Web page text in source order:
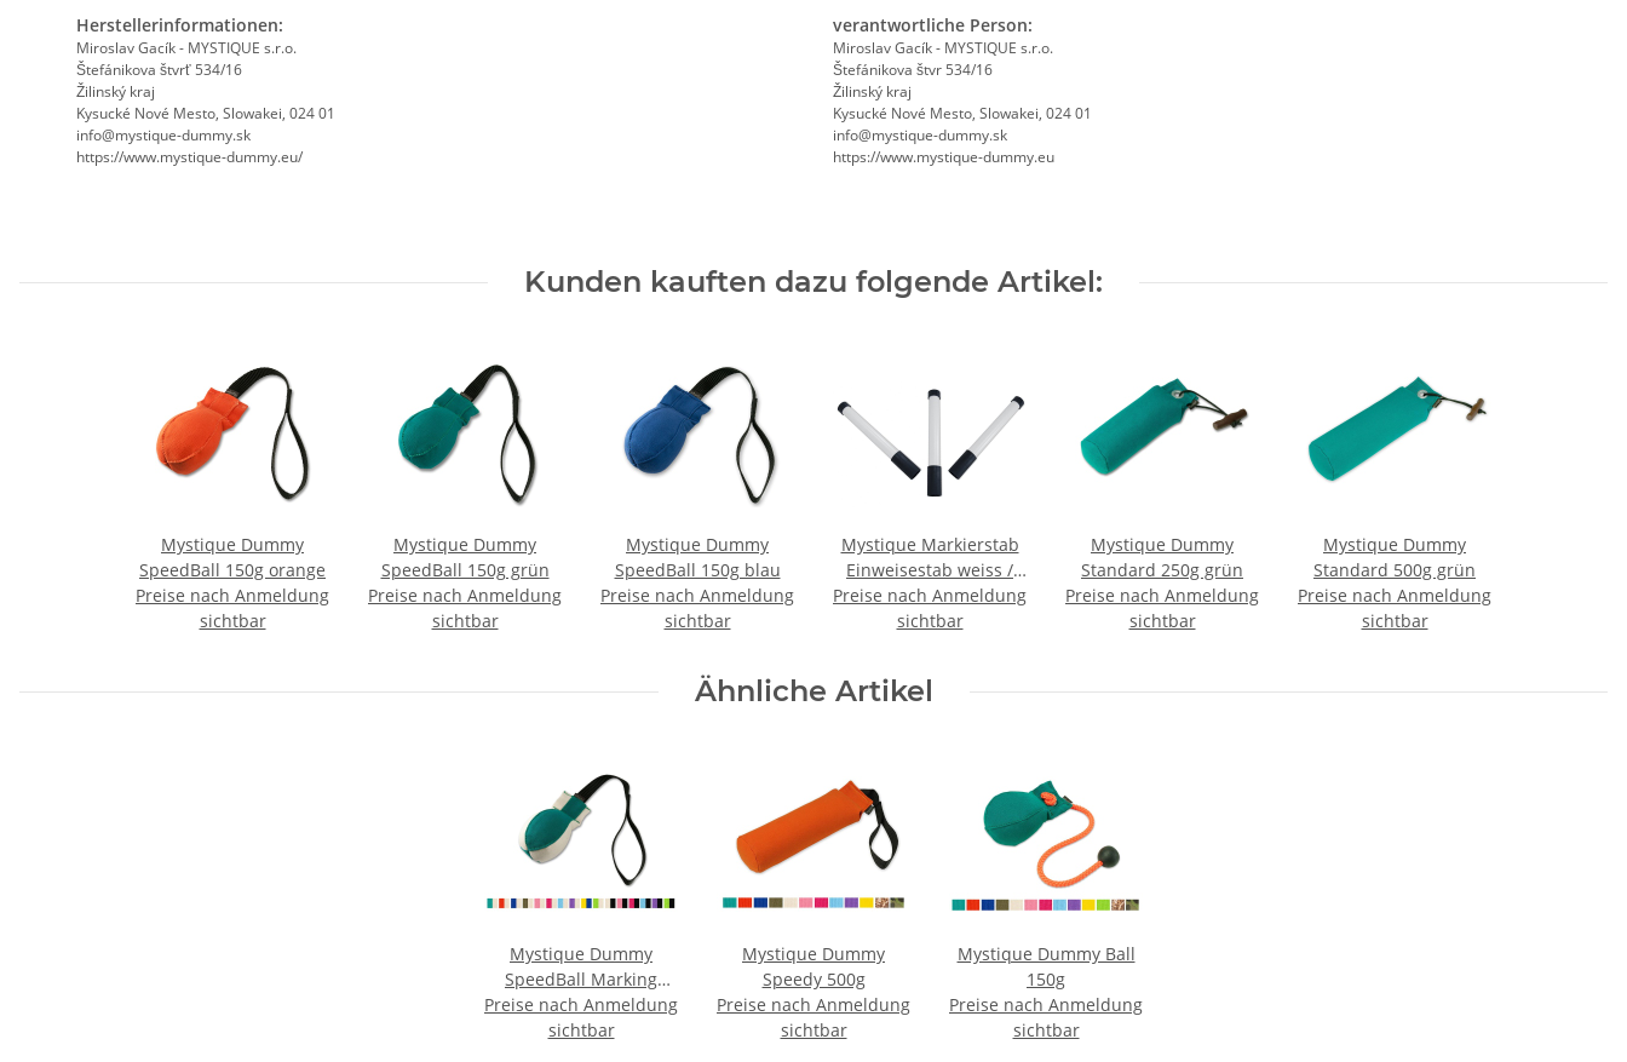
Herstellerinformationen:
Miroslav Gacík - MYSTIQUE s.r.o.
Štefánikova štvrť 534/16
Žilinský kraj
Kysucké Nové Mesto, Slowakei, 024 01
info@mystique-dummy.sk
https://www.mystique-dummy.eu/
verantwortliche Person:
Miroslav Gacík - MYSTIQUE s.r.o.
Štefánikova štvr 534/16
Žilinský kraj
Kysucké Nové Mesto, Slowakei, 024 01
info@mystique-dummy.sk
https://www.mystique-dummy.eu
Kunden kauften dazu folgende Artikel:
Mystique Dummy
SpeedBall 150g orange
Preise nach Anmeldung
sichtbar
Mystique Dummy
SpeedBall 150g grün
Preise nach Anmeldung
sichtbar
Mystique Dummy
SpeedBall 150g blau
Preise nach Anmeldung
sichtbar
Mystique Markierstab
Einweisestab weiss /
schwarz im Set 3 Stück
Preise nach Anmeldung
sichtbar
Mystique Dummy
Standard 250g grün
Preise nach Anmeldung
sichtbar
Mystique Dummy
Standard 500g grün
Preise nach Anmeldung
sichtbar
Ähnliche Artikel
Mystique Dummy
SpeedBall Marking
150g
Preise nach Anmeldung
sichtbar
Mystique Dummy
Speedy 500g
Preise nach Anmeldung
sichtbar
Mystique Dummy Ball
150g
Preise nach Anmeldung
sichtbar